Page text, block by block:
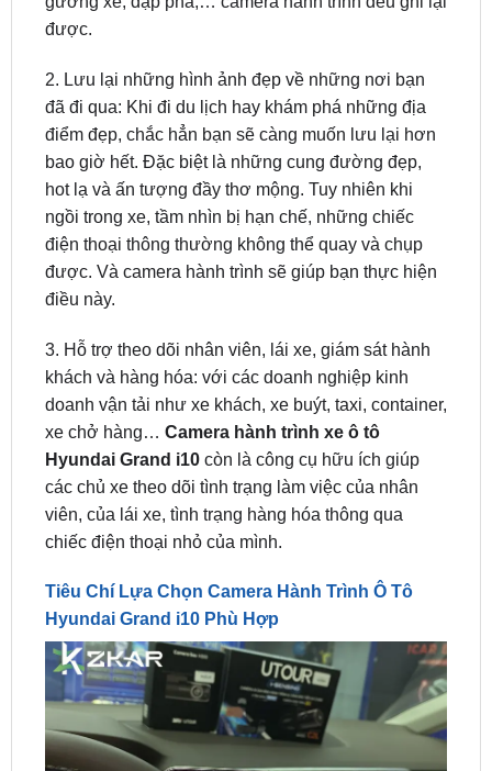
2. Lưu lại những hình ảnh đẹp về những nơi bạn
điểm đẹp, chắc hẳn bạn sẽ càng muốn lưu lại hơn
bao giờ hết. Đặc biệt là những cung đường đẹp,
hot lạ và ấn tượng đầy thơ mộng. Tuy nhiên khi
ngồi trong xe, tầm nhìn bị hạn chế, những chiếc
điện thoại thông thường không thể quay và chụp
được. Và camera hành trình sẽ giúp bạn thực hiện
điều này.
3. Hỗ trợ theo dõi nhân viên, lái xe, giám sát hành
doanh vận tải như xe khách, xe buýt, taxi, container,
xe chở hàng… Camera hành trình xe ô tô
Hyundai Grand i10còn là công cụ hữu ích giúp
các chủ xe theo dõi tình trạng làm việc của nhân
viên, của lái xe, tình trạng hàng hóa thông qua
chiếc điện thoại nhỏ của mình.
Tiêu Chí Lựa Chọn Camera Hành Trình Ô Tô